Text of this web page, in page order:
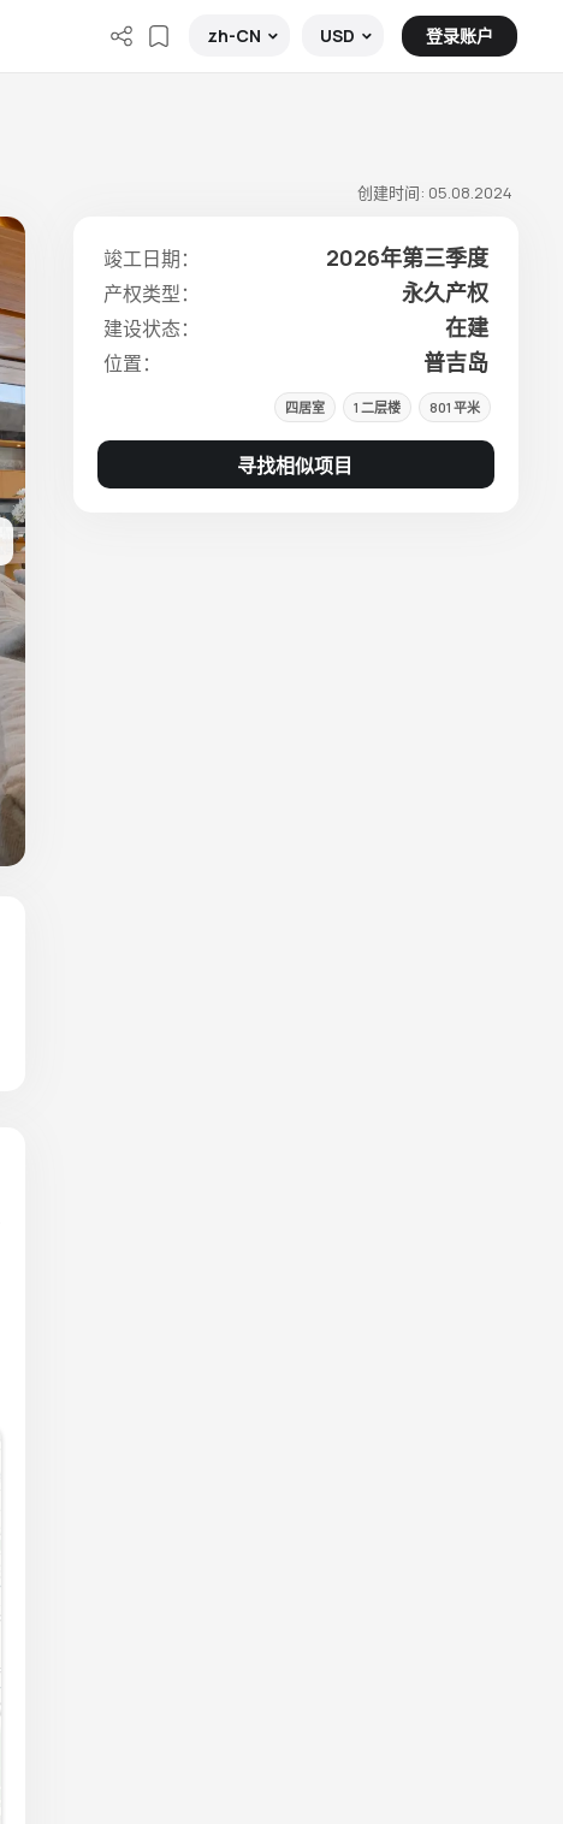
zh-CN USD 登录账户
创建时间: 05.08.2024
竣工日期： 2026年第三季度
产权类型： 永久产权
建设状态： 在建
位置： 普吉岛
四居室 1 二层楼 801 平米
寻找相似项目